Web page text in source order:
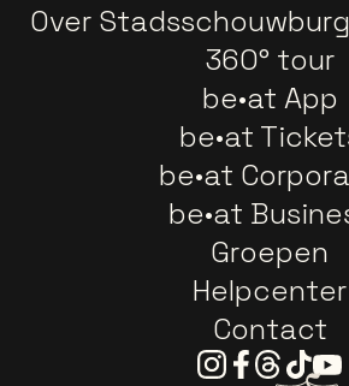
Over
360° tour
be•at App
be•at
be•at
be•at
Groepen
Helpcenter
Contact
Instagram
Facebook
Threads
Tiktok